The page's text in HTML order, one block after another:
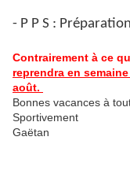
- P P S :
Contrairement à ce
reprendra en
août.
Bonnes vacances à
Sportivement
Gaëtan